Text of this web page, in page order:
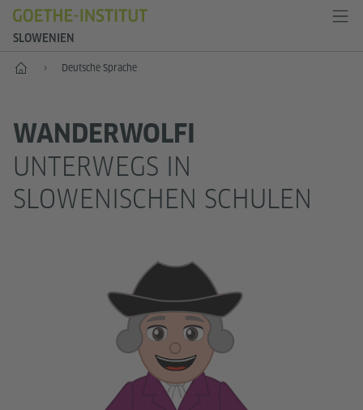
SLOWENIEN
Start Deutsche Sprache
WANDERWOLFI
UNTERWEGS IN
SLOWENISCHEN SCHULEN